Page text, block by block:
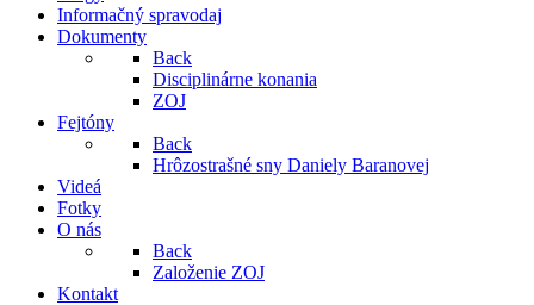
Informačný spravodaj
Dokumenty
Back
Disciplinárne konania
ZOJ
Fejtóny
Back
Hrôzostrašné sny Daniely Baranovej
Videá
Fotky
O nás
Back
Založenie ZOJ
Kontakt